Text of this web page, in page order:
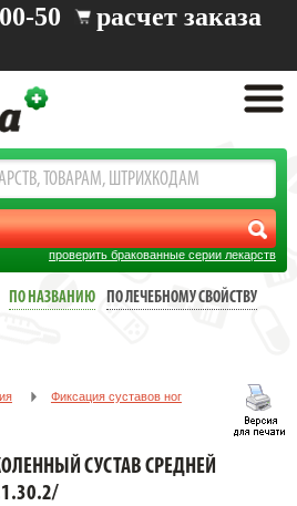
50 расчет заказа
проверить бракованные серии лекарств
ПО НАЗВАНИЮ
ПО ЛЕЧЕБНОМУ СВОЙСТВУ
Фиксация суставов ног
КОЛЕННЫЙ СУСТАВ СРЕДНЕЙ